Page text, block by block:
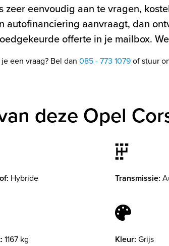
zeer eenvoudig aan te vragen,
autofinanciering aanvraagt, dan
offerte in je mailbox.
een vraag? Bel dan 085 - 773 1079of stuur
deze Opel
Hybride Transmissie:
1167 kg Kleur: Grijs